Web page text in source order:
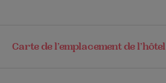
Carte de l’emplacement de l’hôtel